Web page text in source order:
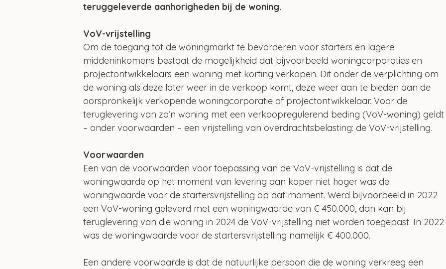
teruggeleverde aanhorigheden bij de woning.
VoV-vrijstelling
Om de toegang tot de woningmarkt te bevorderen voor starters en lagere
middeninkomens bestaat de mogelijkheid dat bijvoorbeeld woningcorporaties en
projectontwikkelaars een woning met korting verkopen. Dit onder de verplichting om
de woning als deze later weer in de verkoop komt, deze weer aan te bieden aan de
oorspronkelijk verkopende woningcorporatie of projectontwikkelaar. Voor de
teruglevering van zo’n woning met een verkoopregulerend beding (VoV-woning) geldt
– onder voorwaarden – een vrijstelling van overdrachtsbelasting: de VoV-vrijstelling.
Voorwaarden
Een van de voorwaarden voor toepassing van de VoV-vrijstelling is dat de
woningwaarde op het moment van levering aan koper niet hoger was de
woningwaarde voor de startersvrijstelling op dat moment. Werd bijvoorbeeld in 2022
een VoV-woning geleverd met een woningwaarde van € 450.000, dan kan bij
teruglevering van die woning in 2024 de VoV-vrijstelling niet worden toegepast. In 2022
was de woningwaarde voor de startersvrijstelling namelijk € 400.000.
Een andere voorwaarde is dat de natuurlijke persoon die de woning verkreeg een